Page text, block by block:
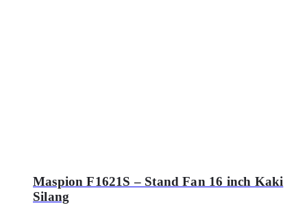
Maspion F1621S – Stand Fan 16 inch Kaki
Silang